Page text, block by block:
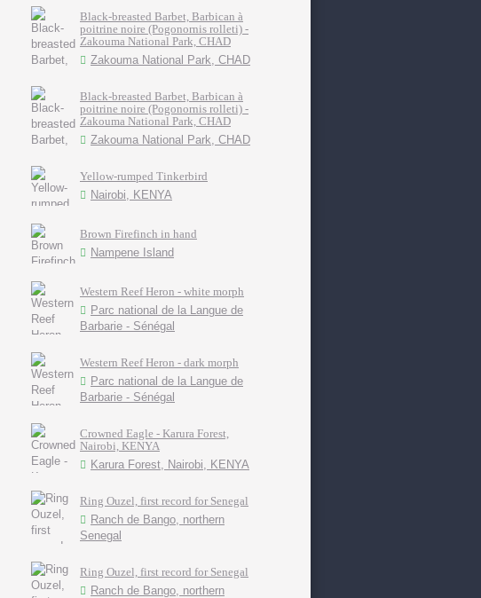
Black-breasted Barbet, Barbican à
poitrine noire (Pogonornis rolleti) -
Zakouma National Park, CHAD
Zakouma National Park, CHAD
Black-breasted Barbet, Barbican à
poitrine noire (Pogonornis rolleti) -
Zakouma National Park, CHAD
Zakouma National Park, CHAD
Yellow-rumped Tinkerbird
Nairobi, KENYA
Brown Firefinch in hand
Nampene Island
Western Reef Heron - white morph
Parc national de la Langue de
Barbarie - Sénégal
Western Reef Heron - dark morph
Parc national de la Langue de
Barbarie - Sénégal
Crowned Eagle - Karura Forest,
Nairobi, KENYA
Karura Forest, Nairobi, KENYA
Ring Ouzel, first record for Senegal
Ranch de Bango, northern
Senegal
Ring Ouzel, first record for Senegal
Ranch de Bango, northern